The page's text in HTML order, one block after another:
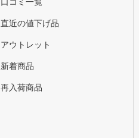
口コミ一覧
直近の値下げ品
アウトレット
新着商品
再入荷商品